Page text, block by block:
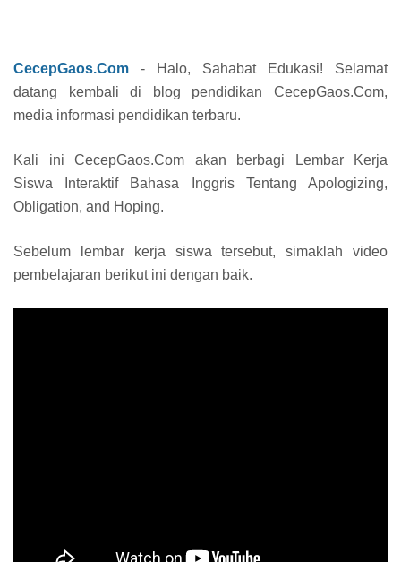
CecepGaos.Com - Halo, Sahabat Edukasi! Selamat
datang kembali di blog pendidikan CecepGaos.Com,
media informasi pendidikan terbaru.
Kali ini CecepGaos.Com akan berbagi Lembar Kerja
Siswa Interaktif Bahasa Inggris Tentang Apologizing,
Obligation, and Hoping.
Sebelum lembar kerja siswa tersebut, simaklah video
pembelajaran berikut ini dengan baik.